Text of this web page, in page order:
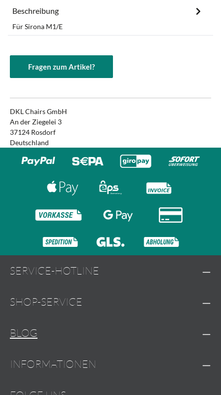
Beschreibung
Für Sirona M1/E
Fragen zum Artikel?
DKL Chairs GmbH
An der Ziegelei 3
37124 Rosdorf
Deutschland
SERVICE-HOTLINE
SHOP-SERVICE
BLOG
INFORMATIONEN